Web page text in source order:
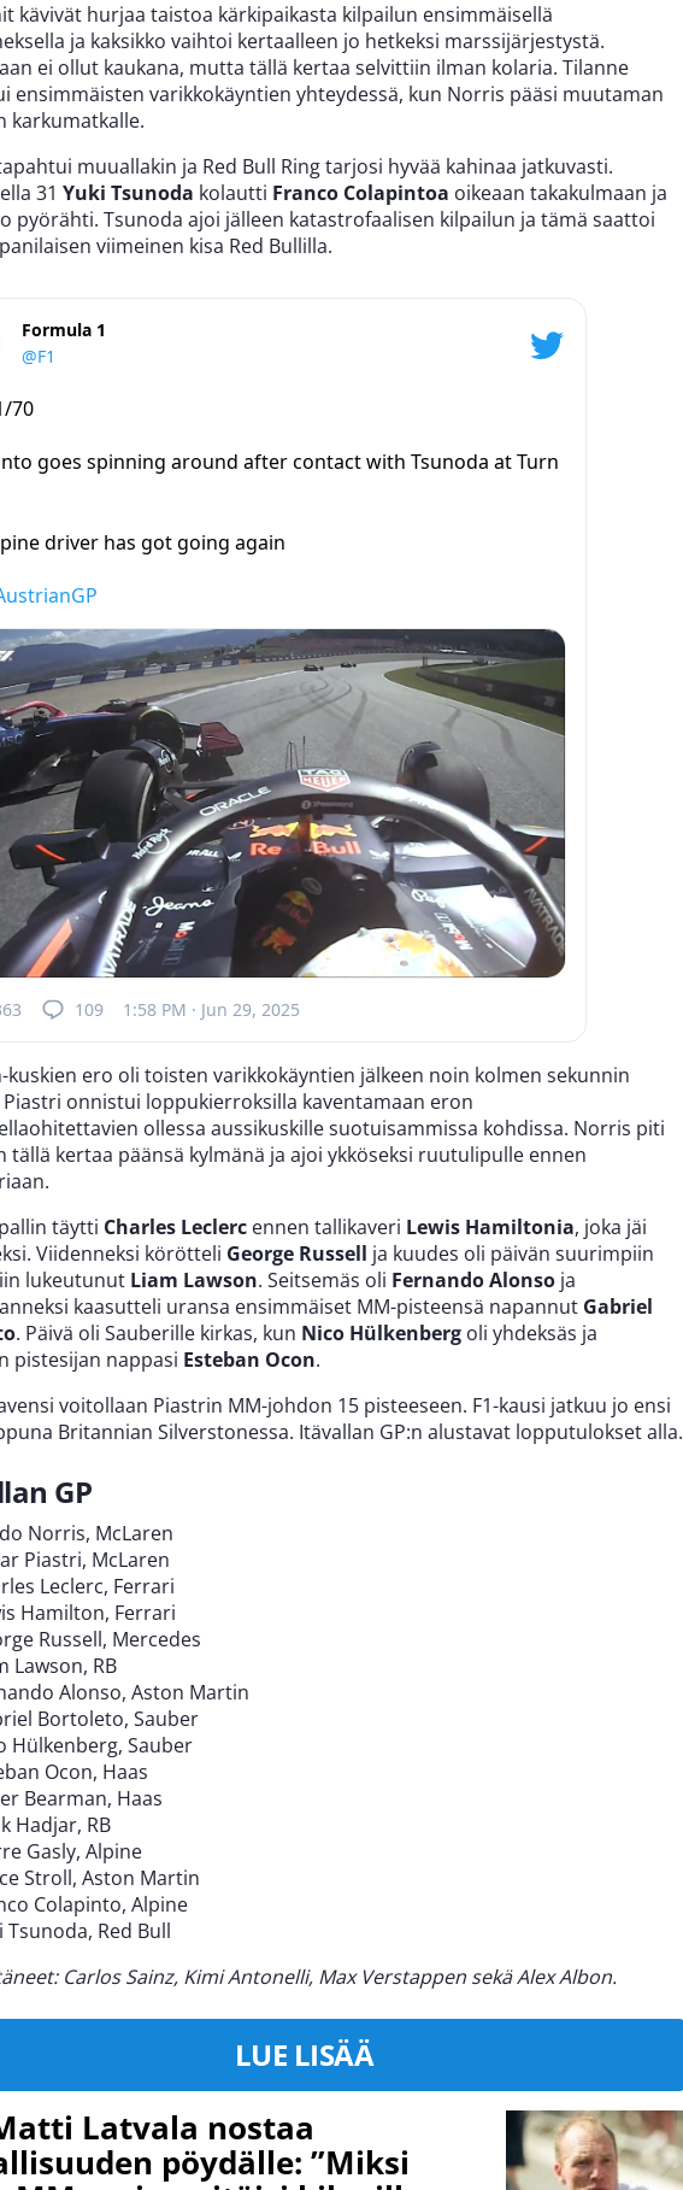
kävivät hurjaa taistoa kärkipaikasta kilpailun ensimmäisellä
ja kaksikko vaihtoi kertaalleen jo hetkeksi marssijärjestystä.
ei ollut kaukana, mutta tällä kertaa selvittiin ilman kolaria. Tilanne
ensimmäisten varikkokäyntien yhteydessä, kun Norris pääsi muutaman
karkumatkalle.
muuallakin ja Red Bull Ring tarjosi hyvää kahinaa jatkuvasti.
31 Yuki Tsunoda kolautti Franco Colapintoa oikeaan takakulmaan ja
pyörähti. Tsunoda ajoi jälleen katastrofaalisen kilpailun ja tämä saattoi
viimeinen kisa Red Bullilla.
Formula 1
@F1
70
goes spinning around after contact with Tsunoda at Turn
driver has got going again
109 1:58 PM · Jun 29, 2025
kuskien ero oli toisten varikkokäyntien jälkeen noin kolmen sekunnin
Piastri onnistui loppukierroksilla kaventamaan eron
ollessa aussikuskille suotuisammissa kohdissa. Norris piti
tällä kertaa päänsä kylmänä ja ajoi ykköseksi ruutulipulle ennen
täytti Charles Leclerc ennen tallikaveri Lewis Hamiltonia, joka jäi
Viidenneksi körötteli George Russell ja kuudes oli päivän suurimpiin
lukeutunut Liam Lawson. Seitsemäs oli Fernando Alonso ja
kaasutteli uransa ensimmäiset MM-pisteensä napannut Gabriel
. Päivä oli Sauberille kirkas, kun Nico Hülkenberg oli yhdeksäs ja
pistesijan nappasi Esteban Ocon.
voitollaan Piastrin MM-johdon 15 pisteeseen. F1-kausi jatkuu jo ensi
Britannian Silverstonessa. Itävallan GP:n alustavat lopputulokset alla.
GP
Norris, McLaren
Piastri, McLaren
Leclerc, Ferrari
Hamilton, Ferrari
Russell, Mercedes
Lawson, RB
Alonso, Aston Martin
Bortoleto, Sauber
Hülkenberg, Sauber
Ocon, Haas
Bearman, Haas
Hadjar, RB
Gasly, Alpine
Stroll, Aston Martin
Colapinto, Alpine
Tsunoda, Red Bull
Carlos Sainz, Kimi Antonelli, Max Verstappen sekä Alex Albon.
LUE LISÄÄ
Latvala nostaa
pöydälle: ”Miksi